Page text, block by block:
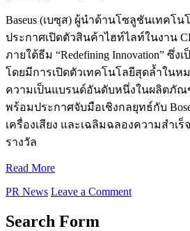
Baseus (เบซุส) ผู้นำด้านโซลูชันเทคโ
ประกาศเปิดตัวสินค้าไฮท์ไลท์ในงาน
ภายใต้ธีม “Redefining Innovation” ซึ่
โดยมีการเปิดตัวเทคโนโลยีสุดล้ำในห
ความเป็นแบรนด์อันดับหนึ่งในผลิตภั
พร้อมประกาศจับมือเชิงกลยุทธ์กับ
เครื่องเสียง และเฉลิมฉลองความสำ
รางวัล
Read More
PR News Leave a Comment
Search Form